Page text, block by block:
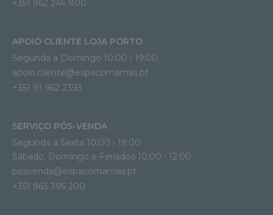
+351 962 246 800
APOIO CLIENTE LOJA PORTO
Segunda a Domingo 10:00 › 19:00
apoio.cliente@espacomamas.pt
+351 91 962 2393
SERVIÇO PÓS-VENDA
Segunda a Sexta 10:00 › 19:00
Sábado, Domingo e Feriados 10:00 › 12:00
posvenda@espacomamas.pt
+351 963 396 200